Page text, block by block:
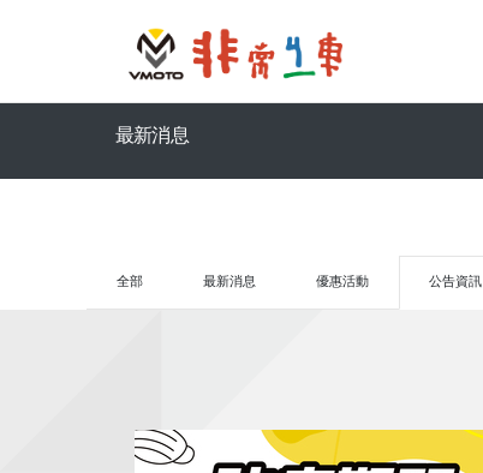
最新消息
全部 最新消息 優惠活動 公告資訊